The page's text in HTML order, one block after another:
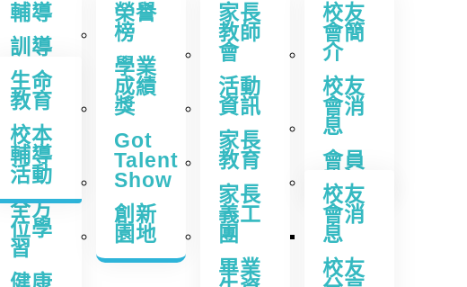
輔導
生命
教育
校本
輔導
活動
訓導
中華
文化
國民
及國
安
全方
位學
習
榮譽
榜
學業
成績
獎
Got
Talent
Show
創新
園地
家長
教師
會
活動
資訊
家長
教育
家長
義工
團
畢業
校友
會簡
介
校友
會消
息
校友
會消
息
校友
會員
登記
校本特色
課程／活動
中華文化